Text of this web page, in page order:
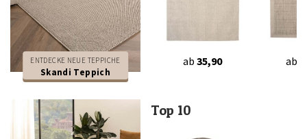
ENTDECKE NEUE TEPPICHE
Skandi Teppich
ab 35,90 ab
Top 10